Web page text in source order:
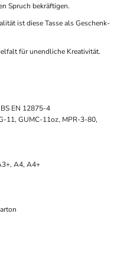
Spruch bekräftigen.
ist diese Tasse als Geschenk-
für unendliche Kreativität.
EN 12875-4
11, GUMC-11oz, MPR-3-80,
A4, A4+